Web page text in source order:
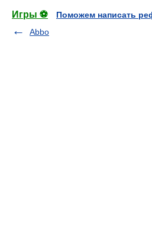
Игры ⚽
Поможем написать
Abbo